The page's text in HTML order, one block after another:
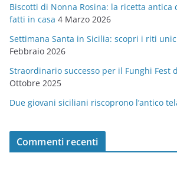
i
e
Biscotti di Nonna Rosina: la ricetta antica
fatti in casa 4 Marzo 2026
Settimana Santa in Sicilia: scopri i riti
Febbraio 2026
Straordinario successo per il Funghi Fest
Ottobre 2025
Due giovani siciliani riscoprono l’antico
Commenti recenti